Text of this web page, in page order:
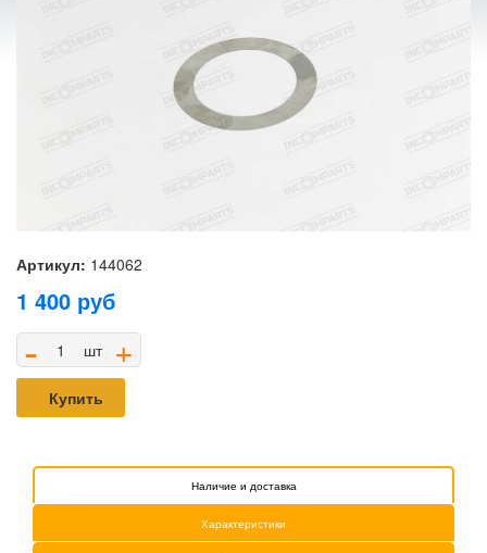
Артикул: 144062
1 400 руб
- шт +
Купить
Наличие и доставка
Характеристики